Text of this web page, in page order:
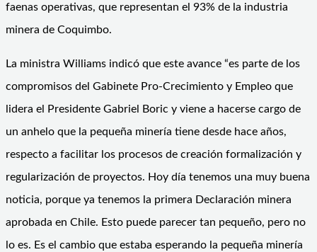
faenas operativas, que representan el 93% de la industria
minera de Coquimbo.
La ministra Williams indicó que este avance “es parte de los
compromisos del Gabinete Pro-Crecimiento y Empleo que
lidera el Presidente Gabriel Boric y viene a hacerse cargo de
un anhelo que la pequeña minería tiene desde hace años,
respecto a facilitar los procesos de creación formalización y
regularización de proyectos. Hoy día tenemos una muy buena
noticia, porque ya tenemos la primera Declaración minera
aprobada en Chile. Esto puede parecer tan pequeño, pero no
lo es. Es el cambio que estaba esperando la pequeña minería